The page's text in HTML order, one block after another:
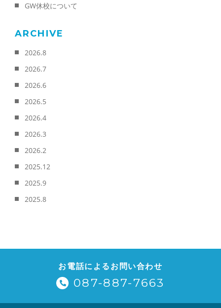
GW休校について
ARCHIVE
2026.8
2026.7
2026.6
2026.5
2026.4
2026.3
2026.2
2025.12
2025.9
2025.8
お電話によるお問い合わせ
087-887-7663